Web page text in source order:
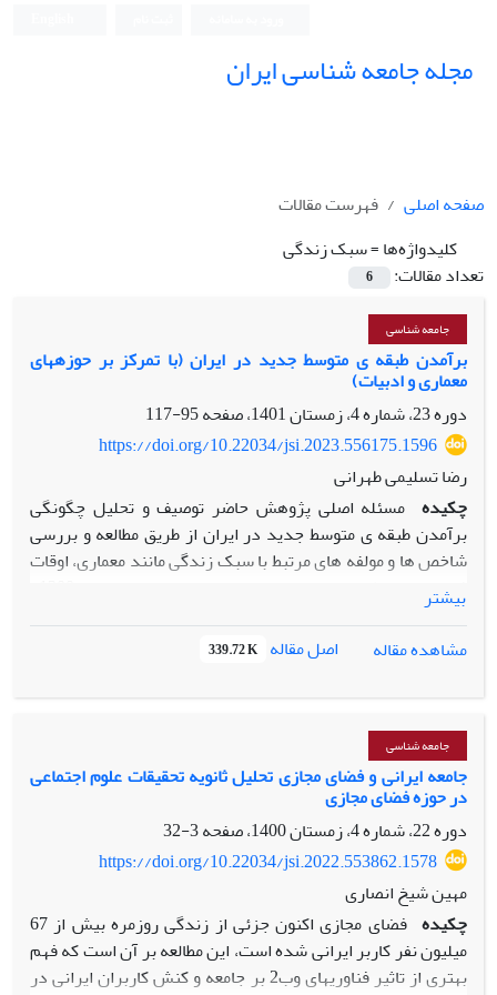
مجله جامعه شناسی ایران
صفحه اصلی
فهرست مقالات
کلیدواژه‌ها =سبک زندگی
تعداد مقالات:
6
جامعه شناسی
برآمدن طبقه­ ی متوسط جدید در ایران (با تمرکز بر حوزه­های
معماری و ادبیات)
دوره 23، شماره 4، زمستان 1401، صفحه
95-117
https://doi.org/10.22034/jsi.2023.556175.1596
رضا تسلیمی طهرانی
چکیده مسئله اصلی پژوهش حاضر توصیف و تحلیل چگونگی
برآمدن طبقه ­ی متوسط جدید در ایران از طریق مطالعه و بررسی
شاخص­ ها و مولفه­ های مرتبط با سبک زندگی مانند معماری، اوقات
1320ه.ش و دستیابی به جهان بینی، معانی، ارزش­ ها و اندیشه
های اعضای این طبقه در دوره­ زمانی ذکر شده است. در پژوهش
حاضر به منظور دستیابی به هدف های تحقیق از روش­ تاریخی با
رویکرد کیفی و روش تحلیل محتوای کیفی استفاده شده است.
دوره­ی پهلوی اول و بازخوانی و تحلیل رمان های نوشته شده از
سوی نویسندگان شاخص این دوره از چگونگی ظهور تمایزهای
طبقاتی، شکل ­گیری طبقه­ متوسط جدید و سبک زندگی متناظر با آن
خبر می دهد. در این راستا، اتکا به معیارهای جدید معماری در
بنای ساختمان­ های عمومی و خصوصی و امکانات و فضاهای جدید
شهری مانند سینما­ها، کافه­ ها و مغازه­ ها در کنار برجسته شدن
موضوع هایی مانند حضور زنان در زندگی اجتماعی، تحصیل و
اشتغال زنان، عشق و ازدواج به سبک جدید و پدید آمدن مشکل
های خانوادگی و مسائل اجتماعی نوظهور نشان­ دهنده چگونگی
ظهور این طبقه و سبک زندگی اعضای آن است. بررسی­ ها و
بیشتر
مشاهده مقاله
اصل مقاله 339.72 K
جامعه شناسی
جامعه ایرانی و فضای مجازی تحلیل ثانویه تحقیقات علوم اجتماعی
در حوزه فضای مجازی
دوره 22، شماره 4، زمستان 1400، صفحه
3-32
https://doi.org/10.22034/jsi.2022.553862.1578
مهین شیخ انصاری
چکیده
فضای مجازی اکنون جزئی از زندگی روزمره بیش از 67
میلیون نفر کاربر ایرانی شده است، این مطالعه بر آن است که فهم
بهتری از تاثیر فناوری­های وب2 بر جامعه و کنش کاربران ایرانی در